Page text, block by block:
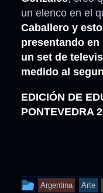
un elenco en el
Caballero y
presentando
un set de
medido al
EDICIÓN DE
PONTEVEDRA
This
Argentina Arte